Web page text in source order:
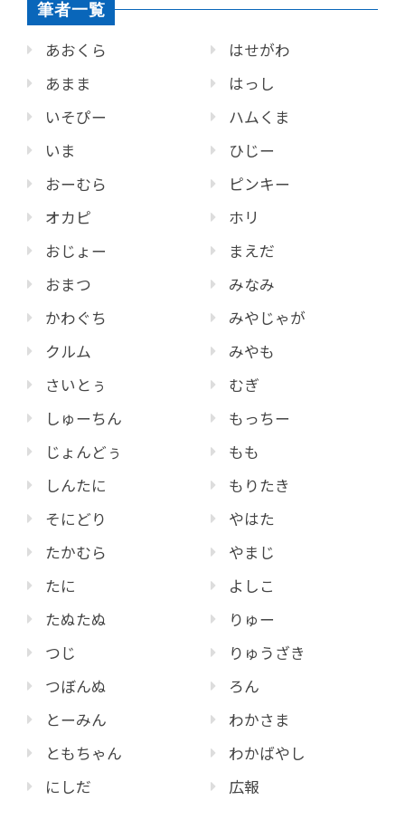
筆者一覧
あおくら
あまま
いそぴー
いま
おーむら
オカピ
おじょー
おまつ
かわぐち
クルム
さいとぅ
しゅーちん
じょんどぅ
しんたに
そにどり
たかむら
たに
たぬたぬ
つじ
つぼんぬ
とーみん
ともちゃん
にしだ
はせがわ
はっし
ハムくま
ひじー
ピンキー
ホリ
まえだ
みなみ
みやじゃが
みやも
むぎ
もっちー
もも
もりたき
やはた
やまじ
よしこ
りゅー
りゅうざき
ろん
わかさま
わかばやし
広報